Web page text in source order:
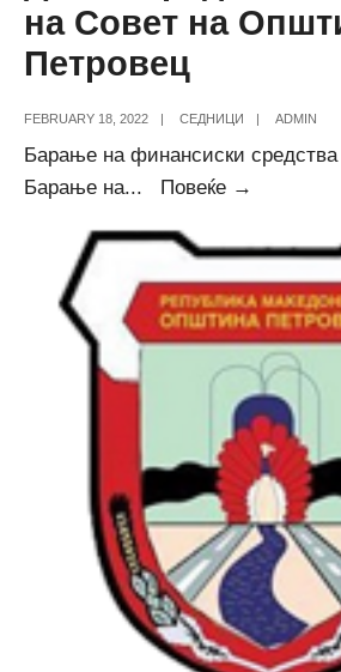
на Совет на
Петровец
FEBRUARY 18, 2022 СЕДНИЦИ ADMIN
Барање на финансиски
Барање на... Повеќе →
за
6-
та
седница
на
Совет
на
Општина
Петровец